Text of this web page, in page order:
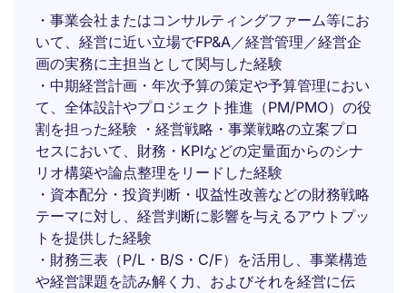
・事業会社またはコンサルティングファーム等にお
いて、経営に近い立場でFP&A／経営管理／経営企
画の実務に主担当として関与した経験
・中期経営計画・年次予算の策定や予算管理におい
て、全体設計やプロジェクト推進（PM/PMO）の役
割を担った経験 ・経営戦略・事業戦略の立案プロ
セスにおいて、財務・KPIなどの定量面からのシナ
リオ構築や論点整理をリードした経験
・資本配分・投資判断・収益性改善などの財務戦略
テーマに対し、経営判断に影響を与えるアウトプッ
トを提供した経験
・財務三表（P/L・B/S・C/F）を活用し、事業構造
や経営課題を読み解く力、およびそれを経営に伝